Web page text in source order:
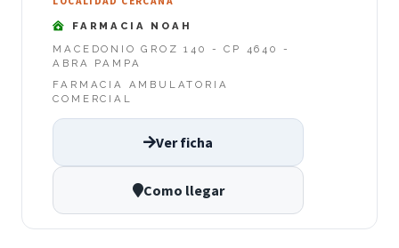
FARMACIA NOAH
MACEDONIO GROZ 140 - CP 4640 -
ABRA PAMPA
FARMACIA AMBULATORIA
COMERCIAL
Ver ficha
Como llegar